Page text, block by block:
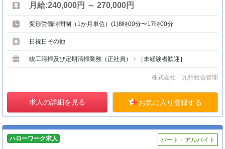
月給:240,000円 ～ 270,000円
変形労働時間制（1か月単位）(1)8時00分〜17時00分
日祝日その他
竣工清掃及び定期清掃業務（正社員）・［未経験者歓迎］
株式会社 九州総合管理
求人の詳細を見る お気に入り登録する
ハローワーク求人
パート・アルバイト